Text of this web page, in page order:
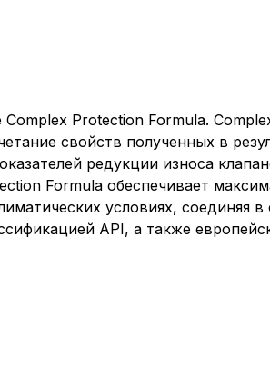
Protection Formula.
свойств полученных в
редукции износа
Formula обеспечивает
условиях, соединяя
API, а также